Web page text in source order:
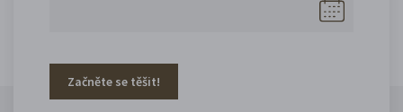
Začněte se těšit!